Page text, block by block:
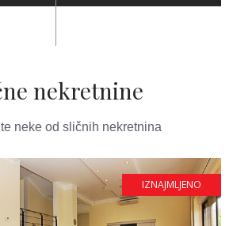
nekretnine
neke od sličnih nekretnina
IZNAJMLJENO